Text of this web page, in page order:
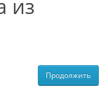
из
Продолжить